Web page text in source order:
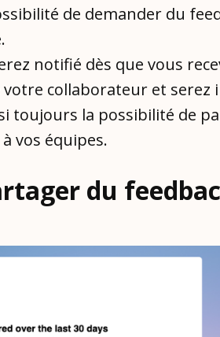
de demander du
notifié dès que vous
collaborateur et serez
toujours la possibilité de
vos équipes.
du